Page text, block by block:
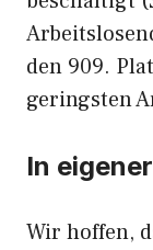
den 909.
geringsten
In
Wir hoffen,